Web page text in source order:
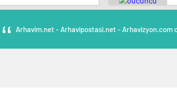
Arhavim.net - Arhavipostasi.net - Arhavizyon.com